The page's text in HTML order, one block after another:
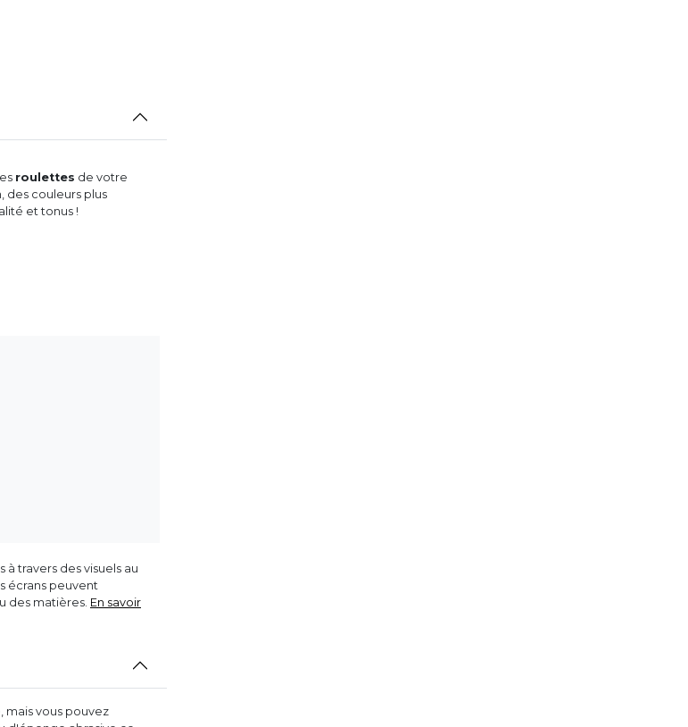
roulettes de votre
des couleurs plus
et tonus !
travers des visuels au
écrans peuvent
des matières. En savoir
mais vous pouvez